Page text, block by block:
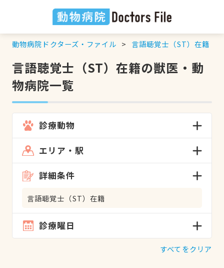
動物病院ドクターズ・ファイル 言語聴覚士（ST）在籍
言語聴覚士（ST）在籍の獣医・動
物病院一覧
診療動物
エリア・駅
詳細条件
言語聴覚士（ST）在籍
診療曜日
すべてをクリア